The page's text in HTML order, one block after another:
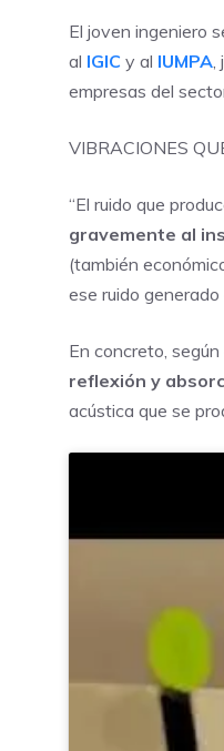
El joven ingeniero
al IGIC y al IUMPA,
empresas del
VIBRACIONES
“El ruido que
gravemente al
(también
ese ruido
En concreto,
reflexión y
acústica que se